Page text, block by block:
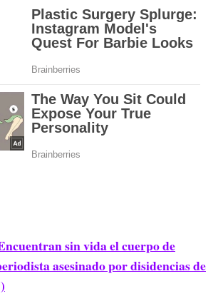
sin vida el cuerpo de
asesinado por disidencias de